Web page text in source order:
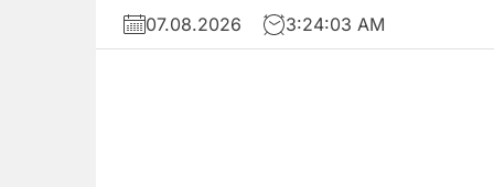
Skip
07.08.2026 3:24:04 AM